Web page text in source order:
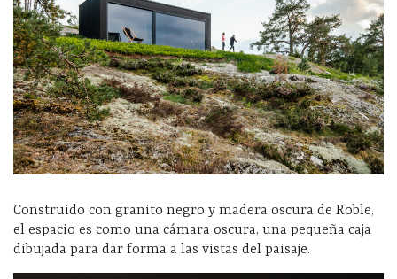
Construido con granito negro y madera oscura de Roble,
el espacio es como una cámara oscura, una pequeña caja
dibujada para dar forma a las vistas del paisaje.